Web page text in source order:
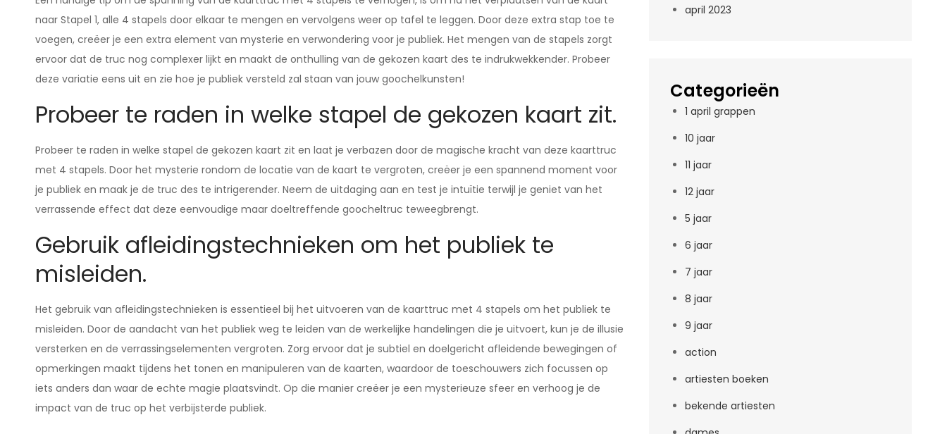
naar Stapel 1, alle 4 stapels door elkaar te mengen en vervolgens weer op tafel te leggen. Door deze extra stap toe te
voegen, creëer je een extra element van mysterie en verwondering voor je publiek. Het mengen van de stapels zorgt
ervoor dat de truc nog complexer lijkt en maakt de onthulling van de gekozen kaart des te indrukwekkender. Probeer
deze variatie eens uit en zie hoe je publiek versteld zal staan van jouw goochelkunsten!
Probeer te raden in welke stapel de gekozen kaart zit.
Probeer te raden in welke stapel de gekozen kaart zit en laat je verbazen door de magische kracht van deze kaarttruc
met 4 stapels. Door het mysterie rondom de locatie van de kaart te vergroten, creëer je een spannend moment voor
je publiek en maak je de truc des te intrigerender. Neem de uitdaging aan en test je intuïtie terwijl je geniet van het
verrassende effect dat deze eenvoudige maar doeltreffende goocheltruc teweegbrengt.
Gebruik afleidingstechnieken om het publiek te
misleiden.
Het gebruik van afleidingstechnieken is essentieel bij het uitvoeren van de kaarttruc met 4 stapels om het publiek te
misleiden. Door de aandacht van het publiek weg te leiden van de werkelijke handelingen die je uitvoert, kun je de illusie
versterken en de verrassingselementen vergroten. Zorg ervoor dat je subtiel en doelgericht afleidende bewegingen of
opmerkingen maakt tijdens het tonen en manipuleren van de kaarten, waardoor de toeschouwers zich focussen op
iets anders dan waar de echte magie plaatsvindt. Op die manier creëer je een mysterieuze sfeer en verhoog je de
impact van de truc op het verbijsterde publiek.
april 2023
Categorieën
1 april grappen
10 jaar
11 jaar
12 jaar
5 jaar
6 jaar
7 jaar
8 jaar
9 jaar
action
artiesten boeken
bekende artiesten